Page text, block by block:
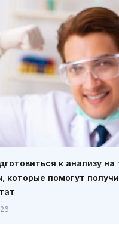
к анализу на
которые помогут